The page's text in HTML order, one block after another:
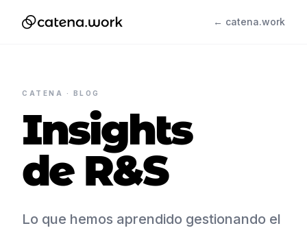
← catena.work
CATENA · BLOG
Insights
de R&S
Lo que hemos aprendido gestionando el